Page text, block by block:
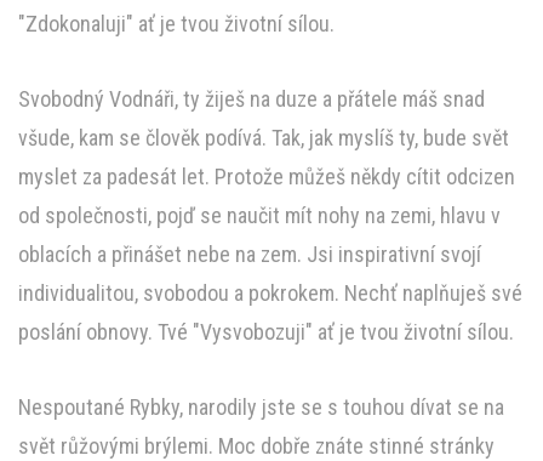
"Zdokonaluji" ať je tvou životní sílou.
Svobodný Vodnáři, ty žiješ na duze a přátele máš snad
všude, kam se člověk podívá. Tak, jak myslíš ty, bude svět
myslet za padesát let. Protože můžeš někdy cítit odcizen
od společnosti, pojď se naučit mít nohy na zemi, hlavu v
oblacích a přinášet nebe na zem. Jsi inspirativní svojí
individualitou, svobodou a pokrokem. Nechť naplňuješ své
poslání obnovy. Tvé "Vysvobozuji" ať je tvou životní sílou.
Nespoutané Rybky, narodily jste se s touhou dívat se na
svět růžovými brýlemi. Moc dobře znáte stinné stránky